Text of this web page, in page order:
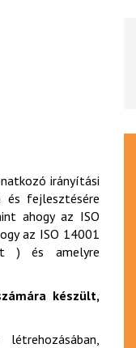
irányítási
és fejlesztésére
ahogy az ISO
az ISO 14001
) és amelyre
készült,